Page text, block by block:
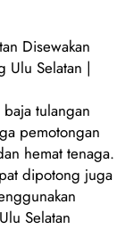
Disewakan
Ulu Selatan |
tulangan
pemotongan
hemat tenaga.
dipotong juga
Selatan